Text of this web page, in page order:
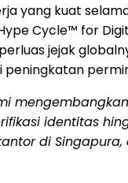
yang kuat
Cycle™ for
jejak
identitas
di